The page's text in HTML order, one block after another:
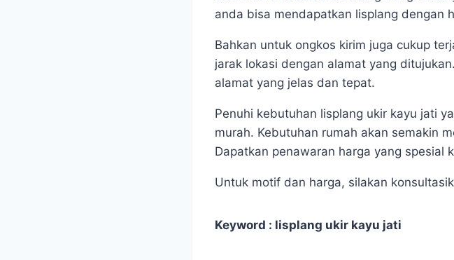
anda bisa mendapatkan lisplang dengan
Bahkan untuk ongkos kirim juga cukup
jarak lokasi dengan alamat yang
alamat yang jelas dan tepat.
Penuhi kebutuhan lisplang ukir kayu jati
murah. Kebutuhan rumah akan semakin
Dapatkan penawaran harga yang spesial
Untuk motif dan harga, silakan
Keyword : lisplang ukir kayu jati